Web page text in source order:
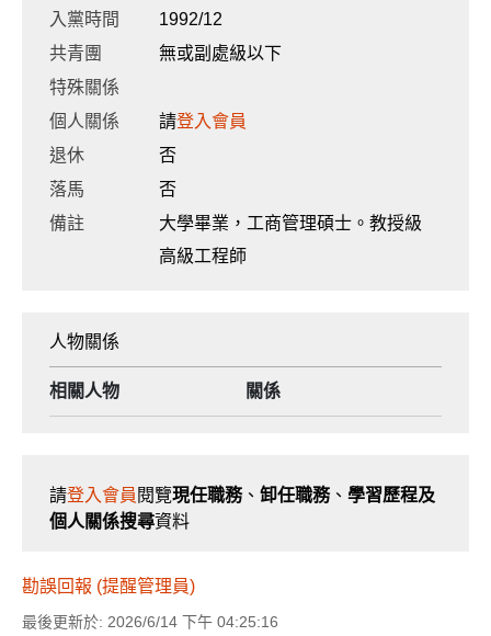
入黨時間
1992/12
共青團
無或副處級以下
特殊關係
個人關係
請登入會員
退休
否
落馬
否
備註
大學畢業，工商管理碩士。教授級
高級工程師
人物關係
相關人物 關係
請登入會員 閱覽現任職務、 卸任職務、 學習歷程及
個人關係搜尋資料
勘誤回報 (提醒管理員)
最後更新於: 2026/6/14 下午 04:25:16